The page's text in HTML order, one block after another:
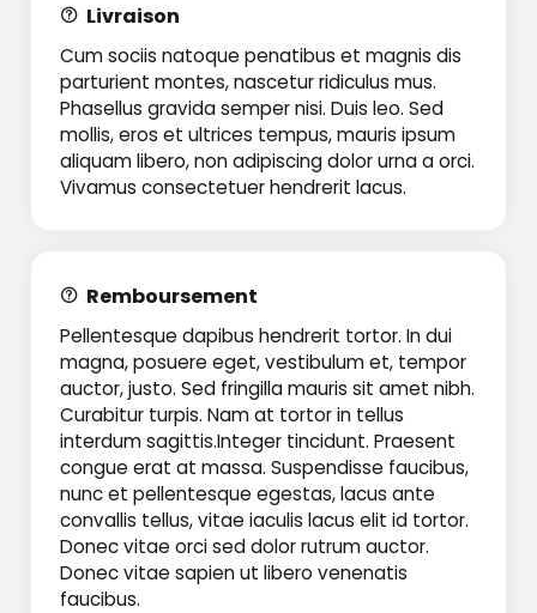
Livraison
Cum sociis natoque penatibus et magnis dis
parturient montes, nascetur ridiculus mus.
Phasellus gravida semper nisi. Duis leo. Sed
mollis, eros et ultrices tempus, mauris ipsum
aliquam libero, non adipiscing dolor urna a orci.
Vivamus consectetuer hendrerit lacus.
Remboursement
Pellentesque dapibus hendrerit tortor. In dui
magna, posuere eget, vestibulum et, tempor
auctor, justo. Sed fringilla mauris sit amet nibh.
Curabitur turpis. Nam at tortor in tellus
interdum sagittis.Integer tincidunt. Praesent
congue erat at massa. Suspendisse faucibus,
nunc et pellentesque egestas, lacus ante
convallis tellus, vitae iaculis lacus elit id tortor.
Donec vitae orci sed dolor rutrum auctor.
Donec vitae sapien ut libero venenatis
faucibus.